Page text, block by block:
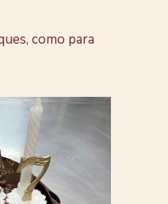
como para